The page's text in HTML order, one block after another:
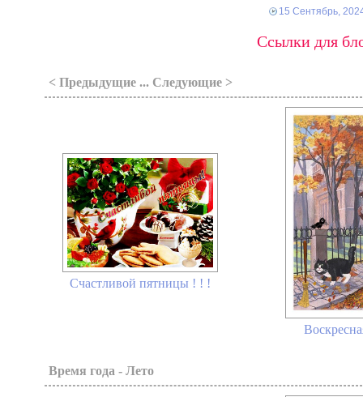
15 Сентябрь,
Ссылки для
< Предыдущие ... Следующие >
Счастливой пятницы ! ! !
Время года - Лето